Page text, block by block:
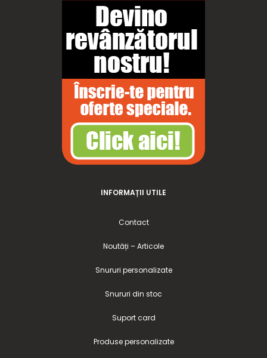
INFORMAȚII UTILE
Contact
Noutăți – Articole
Snururi personalizate
Snururi din stoc
Suport card
Produse personalizate